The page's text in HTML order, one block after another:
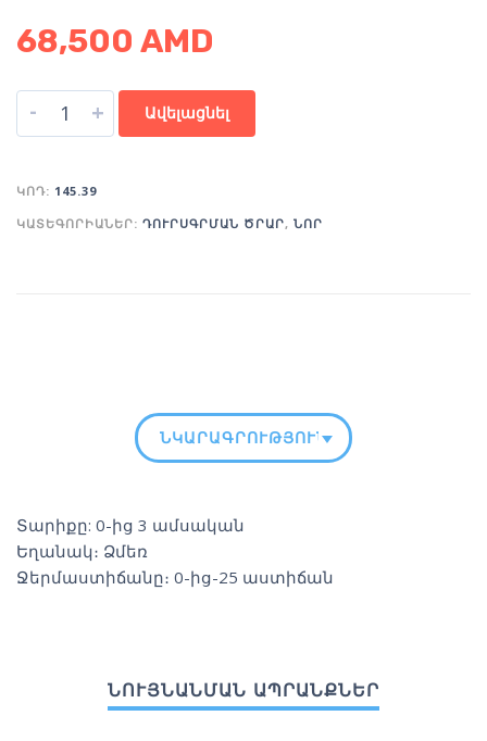
68,500 AMD
- + Ավելացնել
ԿՈԴ: 145.39
ԿԱՏԵԳՈՐԻԱՆԵՐ: ԴՈՒՐՍԳՐՄԱՆ ԾՐԱՐ, ՆՈՐ
ՆԿԱՐԱԳՐՈՒԹՅՈՒՆ
Տարիքը: 0-ից 3 ամսական
Եղանակ։ Ձմեռ
Ջերմաստիճանը։ 0-ից-25 աստիճան
ՆՈՒՅՆԱՆՄԱՆ ԱՊՐԱՆՔՆԵՐ